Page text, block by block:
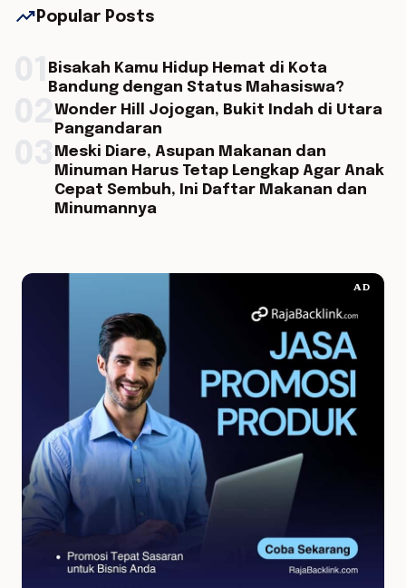
trending_up Popular Posts
Bisakah Kamu Hidup Hemat di Kota
Bandung dengan Status Mahasiswa?
Wonder Hill Jojogan, Bukit Indah di Utara
Pangandaran
Meski Diare, Asupan Makanan dan
Minuman Harus Tetap Lengkap Agar Anak
Cepat Sembuh, Ini Daftar Makanan dan
Minumannya
AD